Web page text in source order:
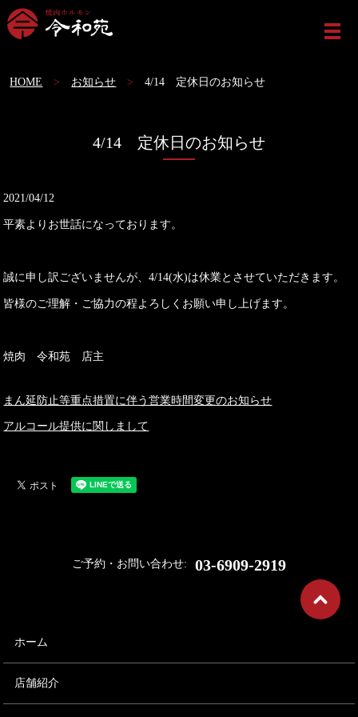
HOME お知らせ 4/14 定休日のお知らせ
4/14 定休日のお知らせ
2021/04/12
平素よりお世話になっております。
誠に申し訳ございませんが、4/14(水)は休業とさせていただきます。
皆様のご理解・ご協力の程よろしくお願い申し上げます。
焼肉 令和苑 店主
まん延防止等重点措置に伴う営業時間変更のお知らせ
アルコール提供に関しまして
ご予約・お問い合わせ: 03-6909-2919
ホーム
店舗紹介